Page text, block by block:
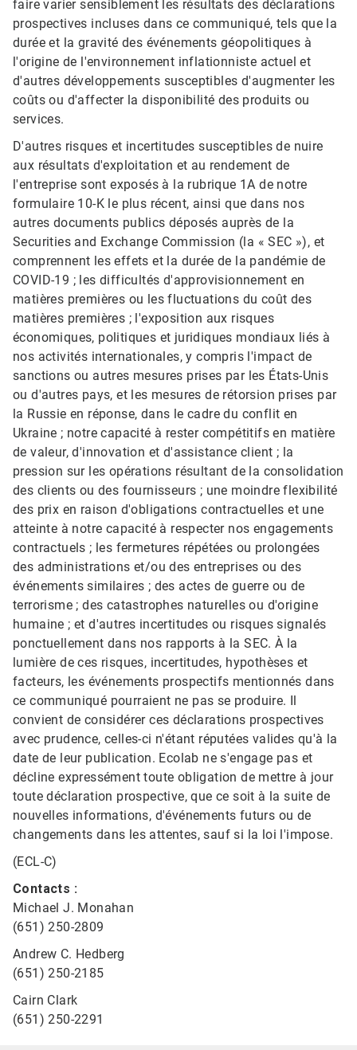
faire varier sensiblement les résultats des déclarations
prospectives incluses dans ce communiqué, tels que la
durée et la gravité des événements géopolitiques à
l'origine de l'environnement inflationniste actuel et
d'autres développements susceptibles d'augmenter les
coûts ou d'affecter la disponibilité des produits ou
services.
D'autres risques et incertitudes susceptibles de nuire
aux résultats d'exploitation et au rendement de
l'entreprise sont exposés à la rubrique 1A de notre
formulaire 10-K le plus récent, ainsi que dans nos
autres documents publics déposés auprès de la
Securities and Exchange Commission (la « SEC »), et
comprennent les effets et la durée de la pandémie de
COVID-19 ; les difficultés d'approvisionnement en
matières premières ou les fluctuations du coût des
matières premières ; l'exposition aux risques
économiques, politiques et juridiques mondiaux liés à
nos activités internationales, y compris l'impact de
sanctions ou autres mesures prises par les États-Unis
ou d'autres pays, et les mesures de rétorsion prises par
la Russie en réponse, dans le cadre du conflit en
Ukraine ; notre capacité à rester compétitifs en matière
de valeur, d'innovation et d'assistance client ; la
pression sur les opérations résultant de la consolidation
des clients ou des fournisseurs ; une moindre flexibilité
des prix en raison d'obligations contractuelles et une
atteinte à notre capacité à respecter nos engagements
contractuels ; les fermetures répétées ou prolongées
des administrations et/ou des entreprises ou des
événements similaires ; des actes de guerre ou de
terrorisme ; des catastrophes naturelles ou d'origine
humaine ; et d'autres incertitudes ou risques signalés
ponctuellement dans nos rapports à la SEC. À la
lumière de ces risques, incertitudes, hypothèses et
facteurs, les événements prospectifs mentionnés dans
ce communiqué pourraient ne pas se produire. Il
convient de considérer ces déclarations prospectives
avec prudence, celles-ci n'étant réputées valides qu'à la
date de leur publication. Ecolab ne s'engage pas et
décline expressément toute obligation de mettre à jour
toute déclaration prospective, que ce soit à la suite de
nouvelles informations, d'événements futurs ou de
changements dans les attentes, sauf si la loi l'impose.
(ECL-C)
Contacts :
Michael J. Monahan
(651) 250-2809
Andrew C. Hedberg
(651) 250-2185
Cairn Clark
(651) 250-2291